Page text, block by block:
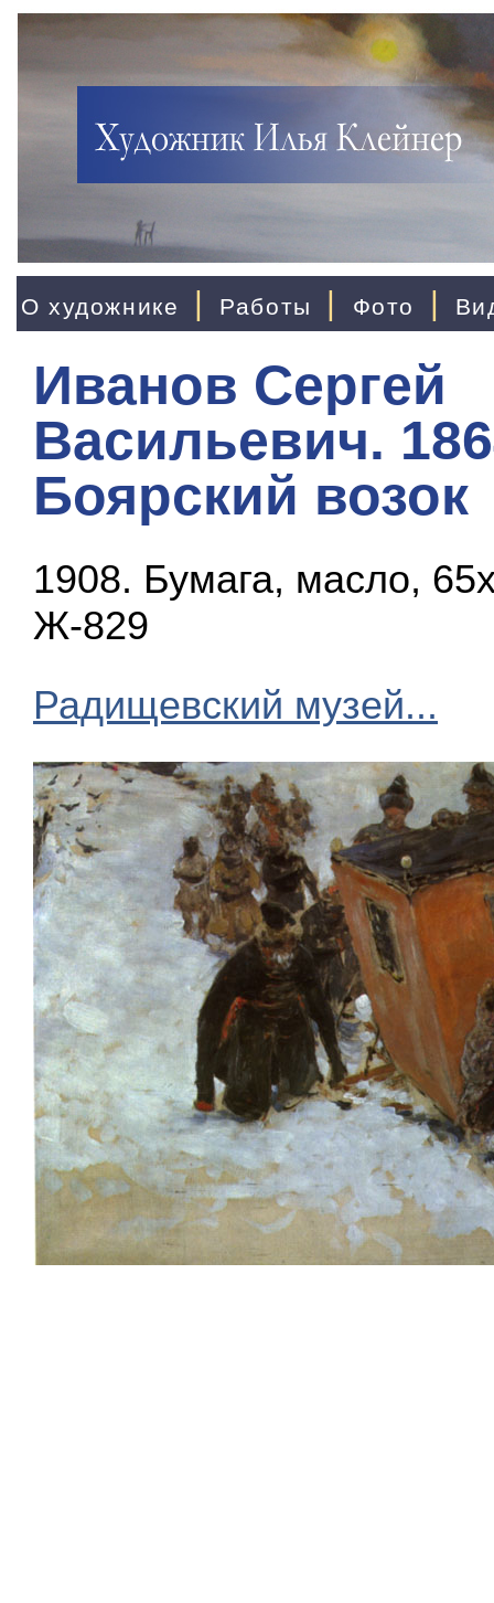
О художнике | Работы | Фото |
Иванов Сергей
Васильевич.
Боярский возок
1908. Бумага, масло,
Ж-829
Радищевский музей...